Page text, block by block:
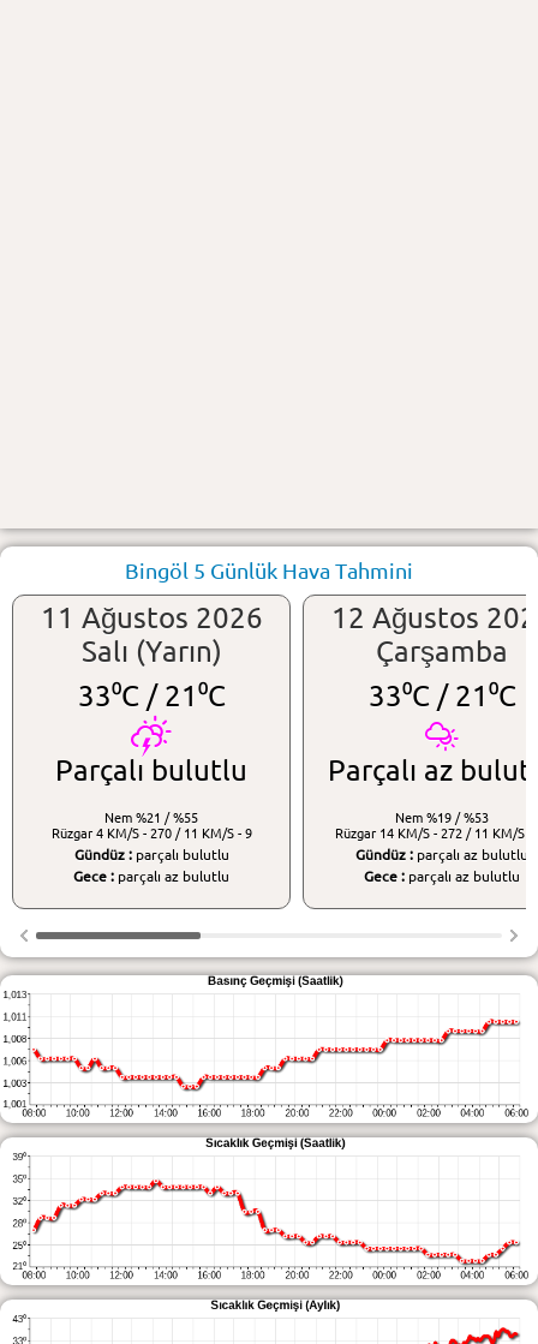
Bingöl 5 Günlük Hava Tahmini
11 Ağustos 2026
Salı (Yarın)
33⁰C /21⁰C
Parçalı bulutlu
Nem %21 / %55
Rüzgar 4 KM/S - 270 / 11 KM/S - 9
Gündüz :parçalı bulutlu
Gece : parçalı az bulutlu
12 Ağustos
Çarşamba
33⁰C /21⁰C
Parçalı az
Nem %19 / %53
Rüzgar 14 KM/S - 272 / 11 KM/S -
Gündüz : parçalı az bulutlu
Gece : parçalı az bulutlu